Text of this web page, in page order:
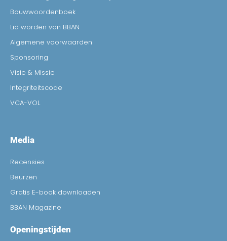
Bouwwoordenboek
Lid worden van BBAN
Algemene voorwaarden
Sponsoring
Visie & Missie
Integriteitscode
VCA-VOL
Media
Recensies
Beurzen
Gratis E-book downloaden
BBAN Magazine
Openingstijden